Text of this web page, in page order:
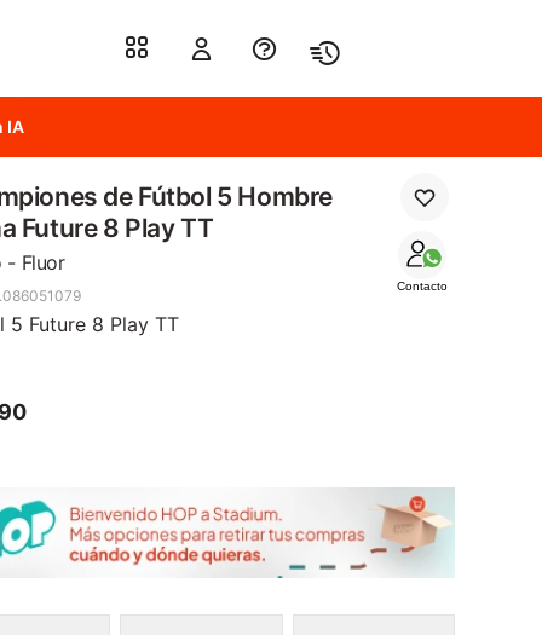
IA
de Fútbol 5 Hombre
Future 8 Play TT
- Fluor
Contacto
5 Future 8 Play TT